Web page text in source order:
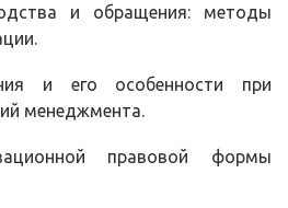
и обращения: методы
и его особенности при
менеджмента.
правовой формы